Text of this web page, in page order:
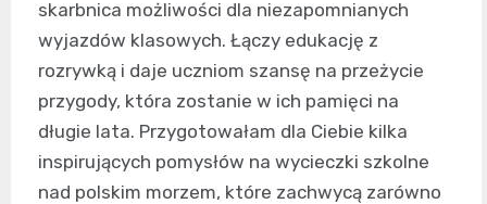
skarbnica możliwości dla niezapomnianych
wyjazdów klasowych. Łączy edukację z
rozrywką i daje uczniom szansę na przeżycie
przygody, która zostanie w ich pamięci na
długie lata. Przygotowałam dla Ciebie kilka
inspirujących pomysłów na wycieczki szkolne
nad polskim morzem, które zachwycą zarówno